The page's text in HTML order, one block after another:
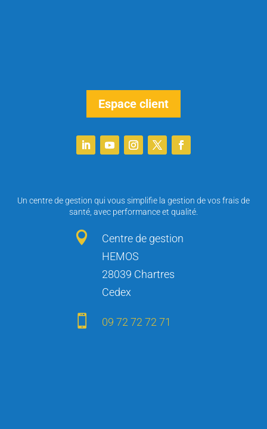
Espace client
Un centre de gestion qui vous simplifie la gestion de vos frais de
santé, avec performance et qualité.

Centre de gestion
HEMOS
28039 Chartres
Cedex
 09 72 72 72 71